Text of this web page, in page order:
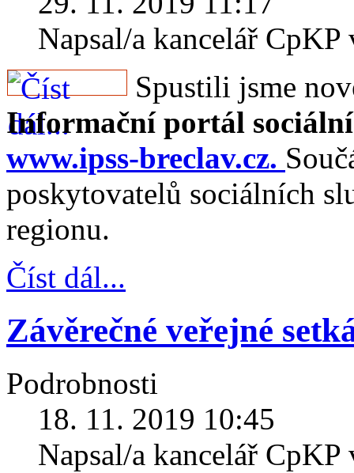
Napsal/a kancelář
Spustili jsme
Informační portál
www.ipss-breclav.cz.
poskytovatelů sociálních
regionu.
Číst dál...
Závěrečné veřejné
Podrobnosti
18. 11. 2019 10:45
Napsal/a kancelář